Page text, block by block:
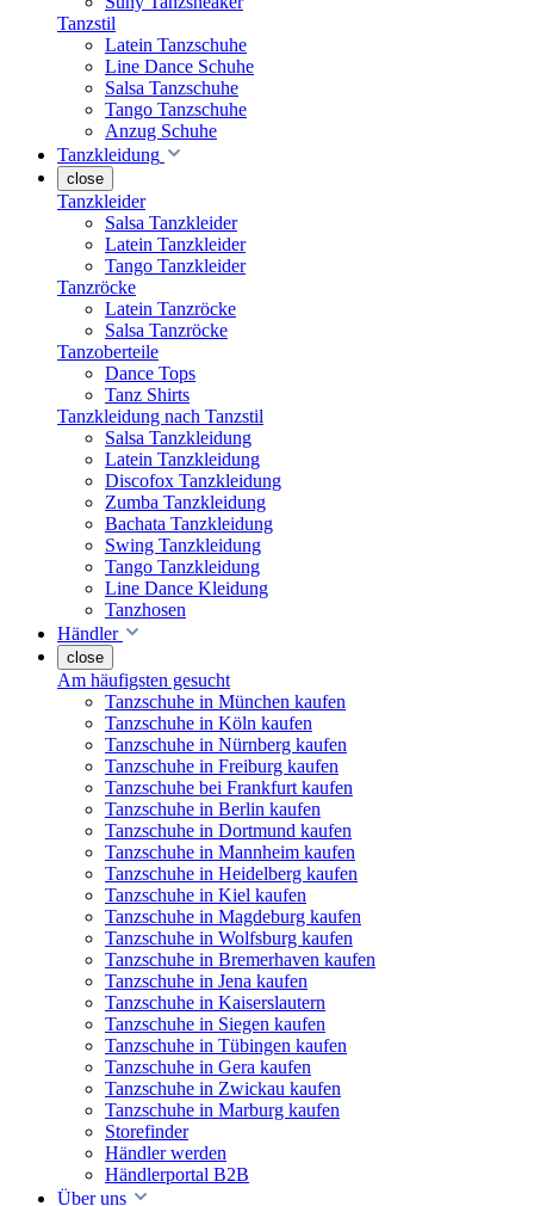
Tanzstil
Latein Tanzschuhe
Line Dance Schuhe
Salsa Tanzschuhe
Tango Tanzschuhe
Anzug Schuhe
Tanzkleidung
close
Tanzkleider
Salsa Tanzkleider
Latein Tanzkleider
Tango Tanzkleider
Tanzröcke
Latein Tanzröcke
Salsa Tanzröcke
Tanzoberteile
Dance Tops
Tanz Shirts
Tanzkleidung nach Tanzstil
Salsa Tanzkleidung
Latein Tanzkleidung
Discofox Tanzkleidung
Zumba Tanzkleidung
Bachata Tanzkleidung
Swing Tanzkleidung
Tango Tanzkleidung
Line Dance Kleidung
Tanzhosen
Händler
close
Am häufigsten gesucht
Tanzschuhe in München kaufen
Tanzschuhe in Köln kaufen
Tanzschuhe in Nürnberg kaufen
Tanzschuhe in Freiburg kaufen
Tanzschuhe bei Frankfurt kaufen
Tanzschuhe in Berlin kaufen
Tanzschuhe in Dortmund kaufen
Tanzschuhe in Mannheim kaufen
Tanzschuhe in Heidelberg kaufen
Tanzschuhe in Kiel kaufen
Tanzschuhe in Magdeburg kaufen
Tanzschuhe in Wolfsburg kaufen
Tanzschuhe in Bremerhaven kaufen
Tanzschuhe in Jena kaufen
Tanzschuhe in Kaiserslautern
Tanzschuhe in Siegen kaufen
Tanzschuhe in Tübingen kaufen
Tanzschuhe in Gera kaufen
Tanzschuhe in Zwickau kaufen
Tanzschuhe in Marburg kaufen
Storefinder
Händler werden
Händlerportal B2B
Über uns